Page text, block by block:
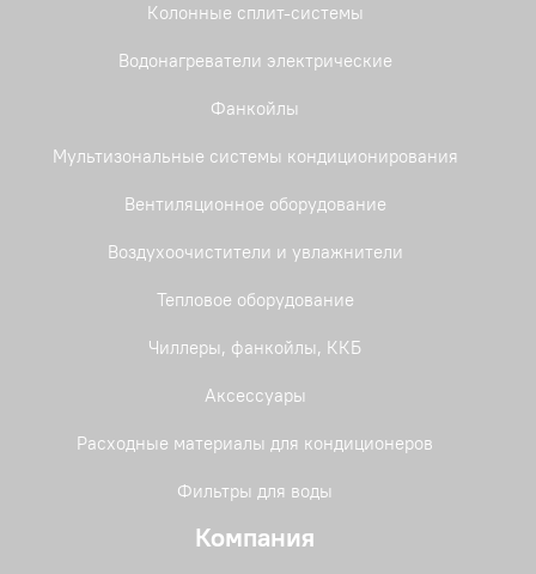
Колонные сплит-системы
Водонагреватели электрические
Фанкойлы
Мультизональные системы кондиционирования
Вентиляционное оборудование
Воздухоочистители и увлажнители
Тепловое оборудование
Чиллеры, фанкойлы, ККБ
Аксессуары
Расходные материалы для кондиционеров
Фильтры для воды
Компания